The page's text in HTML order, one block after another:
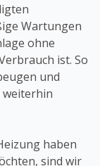
Wartungen
ohne
ist. So
und
weiterhin
haben
sind wir